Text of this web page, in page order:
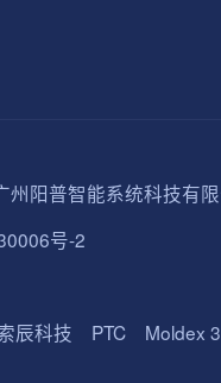
州阳普智能系统科技有
号-2
辰科技 PTC Moldex